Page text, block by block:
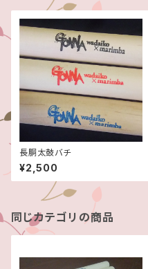
長胴太鼓バチ
¥2,500
同じカテゴリの商品